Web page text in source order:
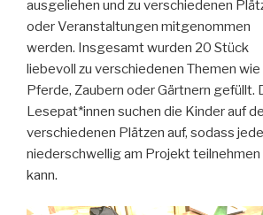
ausgeliehen und zu verschiedenen
oder Veranstaltungen mitgenommen
werden. Insgesamt wurden 20 Stück
liebevoll zu verschiedenen Themen wie
Pferde, Zaubern oder Gärtnern gefüllt.
Lesepat*innen suchen die Kinder auf
verschiedenen Plätzen auf, sodass
niederschwellig am Projekt teilnehmen
kann.